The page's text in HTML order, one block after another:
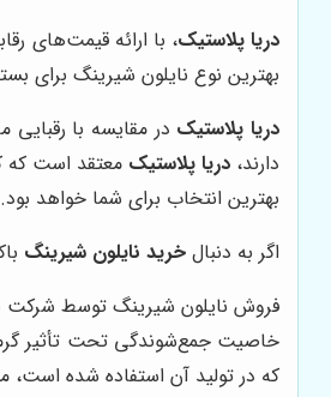
دریا پلاستیک، با ارائه قیمت‌های
بهترین نوع نایلون شیرینگ برای
دریا پلاستیک در مقایسه با
دارند، دریا پلاستیک معتقد است که
بهترین انتخاب برای شما خواهد بود.
اگر به دنبال خرید نایلون شیرینگ
فروش نایلون شیرینگ توسط شرکت
خاصیت جمع‌شوندگی تحت تأثیر
که در تولید آن استفاده شده است،